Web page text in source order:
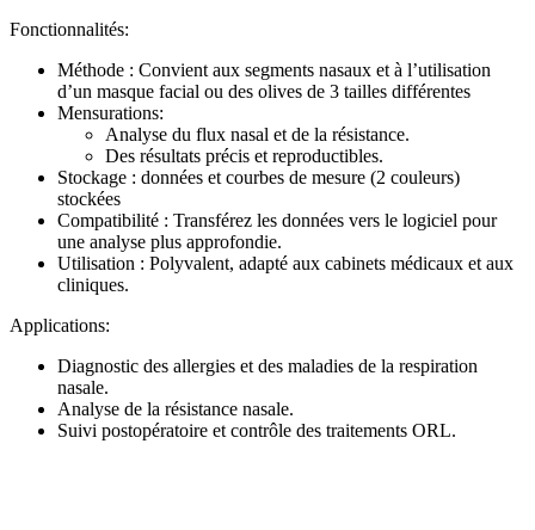
Fonctionnalités:
Méthode : Convient aux segments nasaux et à l’utilisation
d’un masque facial ou des olives de 3 tailles différentes
Mensurations:
Analyse du flux nasal et de la résistance.
Des résultats précis et reproductibles.
Stockage : données et courbes de mesure (2 couleurs)
stockées
Compatibilité : Transférez les données vers le logiciel pour
une analyse plus approfondie.
Utilisation : Polyvalent, adapté aux cabinets médicaux et aux
cliniques.
Applications:
Diagnostic des allergies et des maladies de la respiration
nasale.
Analyse de la résistance nasale.
Suivi postopératoire et contrôle des traitements ORL.